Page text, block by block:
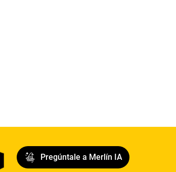
Pregúntale a Merlín IA